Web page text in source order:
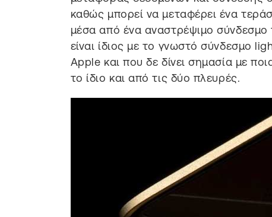
καθώς μπορεί να μεταφέρει ένα
μέσα από ένα αναστρέψιμο σύνδεσμο
είναι ίδιος με το γνωστό σύνδεσμο
Apple και που δε δίνει σημασία με
το ίδιο και από τις δύο πλευρές.